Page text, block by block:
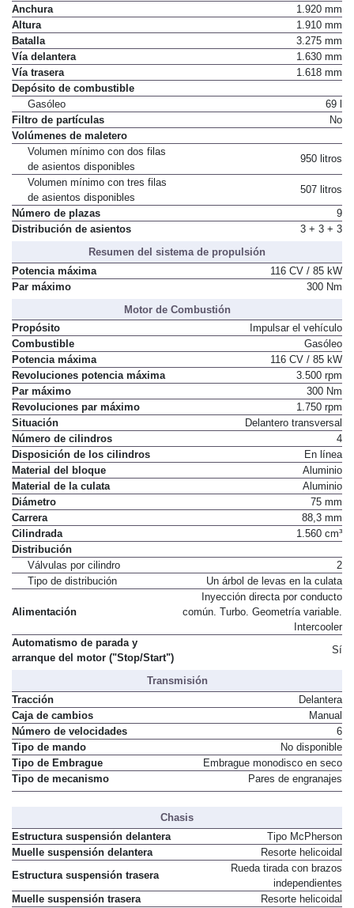
Anchura
1.920 mm
Altura
1.910 mm
Batalla
3.275 mm
Vía delantera
1.630 mm
Vía trasera
1.618 mm
Depósito de combustible
Gasóleo
69 l
Filtro de partículas
No
Volúmenes de maletero
Volumen mínimo con dos filas
de asientos disponibles
950 litros
Volumen mínimo con tres filas
de asientos disponibles
507 litros
Número de plazas
9
Distribución de asientos
3 + 3 + 3
Resumen del sistema de propulsión
Potencia máxima
116 CV / 85 kW
Par máximo
300 Nm
Motor de Combustión
Propósito
Impulsar el vehículo
Combustible
Gasóleo
Potencia máxima
116 CV / 85 kW
Revoluciones potencia máxima
3.500 rpm
Par máximo
300 Nm
Revoluciones par máximo
1.750 rpm
Situación
Delantero transversal
Número de cilindros
4
Disposición de los cilindros
En línea
Material del bloque
Aluminio
Material de la culata
Aluminio
Diámetro
75 mm
Carrera
88,3 mm
Cilindrada
1.560 cm³
Distribución
Válvulas por cilindro
2
Tipo de distribución
Un árbol de levas en la culata
Alimentación
Inyección directa por conducto
común. Turbo. Geometría variable.
Intercooler
Automatismo de parada y
arranque del motor ("Stop/Start")
Sí
Transmisión
Tracción
Delantera
Caja de cambios
Manual
Número de velocidades
6
Tipo de mando
No disponible
Tipo de Embrague
Embrague monodisco en seco
Tipo de mecanismo
Pares de engranajes
Chasis
Estructura suspensión delantera
Tipo McPherson
Muelle suspensión delantera
Resorte helicoidal
Estructura suspensión trasera
Rueda tirada con brazos
independientes
Muelle suspensión trasera
Resorte helicoidal